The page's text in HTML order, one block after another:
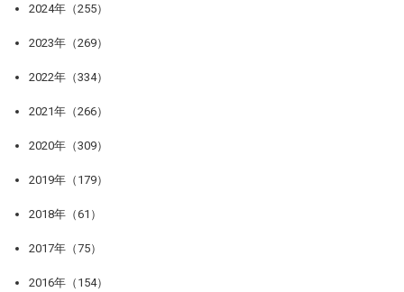
2024年（255）
2023年（269）
2022年（334）
2021年（266）
2020年（309）
2019年（179）
2018年（61）
2017年（75）
2016年（154）